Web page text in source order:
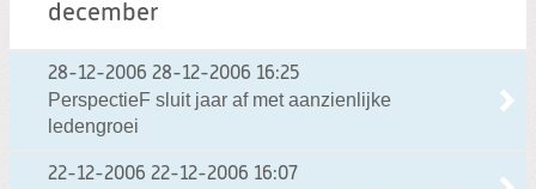
december
28-12-2006 28-12-2006 16:25
PerspectieF sluit jaar af met aanzienlijke
ledengroei
22-12-2006 22-12-2006 16:07